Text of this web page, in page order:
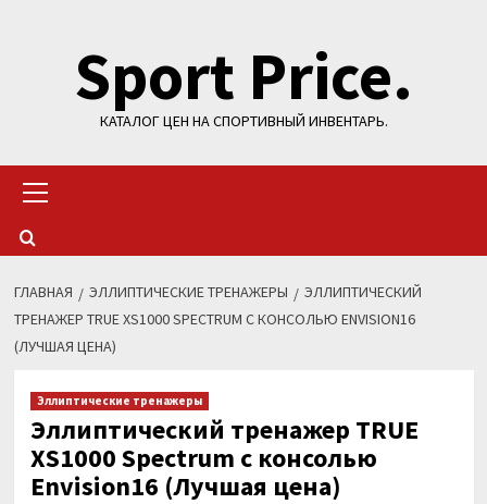
содержимомуSport Price.
КАТАЛОГ ЦЕН НА СПОРТИВНЫЙ ИНВЕНТАРЬ.
меню
ГЛАВНАЯ ЭЛЛИПТИЧЕСКИЕ ТРЕНАЖЕРЫ
ЭЛЛИПТИЧЕСКИЙ
ТРЕНАЖЕР TRUE XS1000 SPECTRUM C КОНСОЛЬЮ ENVISION16
(ЛУЧШАЯ ЦЕНА)
Эллиптические тренажеры
Эллиптический тренажер TRUE
XS1000 Spectrum c консолью
Envision16 (Лучшая цена)